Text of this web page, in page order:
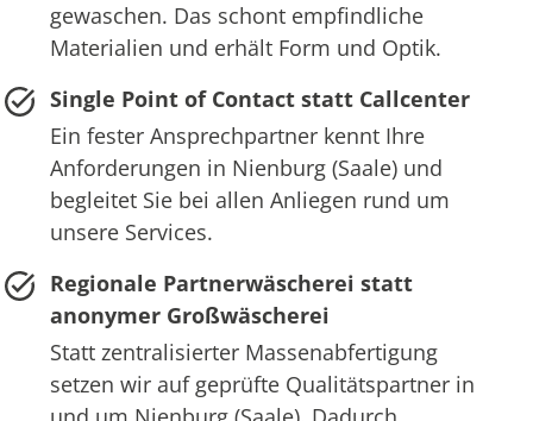
gewaschen. Das schont empfindliche
Materialien und erhält Form und Optik.
Single Point of Contact statt Callcenter
Ein fester Ansprechpartner kennt Ihre
Anforderungen in Nienburg (Saale) und
begleitet Sie bei allen Anliegen rund um
unsere Services.
Regionale Partnerwäscherei statt
anonymer Großwäscherei
Statt zentralisierter Massenabfertigung
setzen wir auf geprüfte Qualitätspartner in